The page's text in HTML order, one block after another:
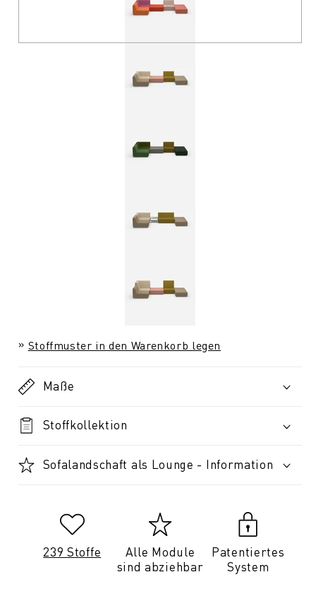
Stoffmuster in den Warenkorb legen
Maße
Stoffkollektion
Sofalandschaft als Lounge - Information
239 Stoffe
Alle Module
sind abziehbar
Patentiertes
System